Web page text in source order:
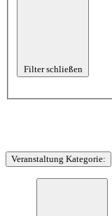
Filter schließen
Veranstaltung Kategorie: